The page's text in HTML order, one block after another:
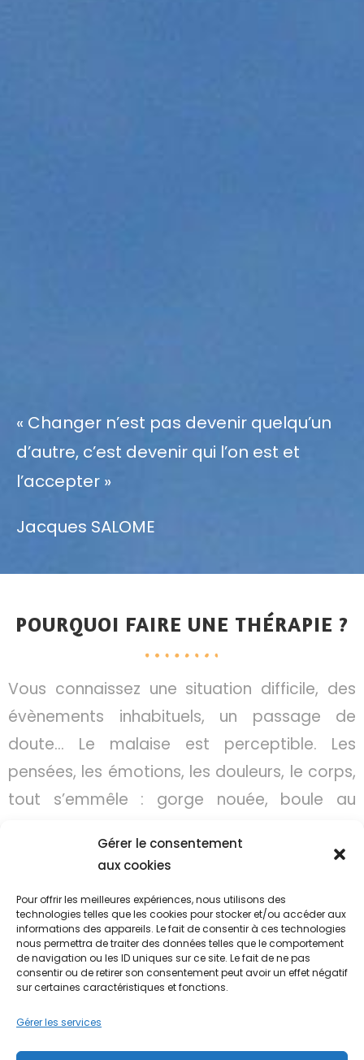
Gérer le consentement
aux cookies
Pour offrir les meilleures expériences, nous utilisons des
technologies telles que les cookies pour stocker et/ou accéder aux
informations des appareils. Le fait de consentir à ces technologies
nous permettra de traiter des données telles que le comportement
de navigation ou les ID uniques sur ce site. Le fait de ne pas
consentir ou de retirer son consentement peut avoir un effet négatif
sur certaines caractéristiques et fonctions.
Gérer les services
« Changer n’est pas devenir quelqu’un
d’autre, c’est devenir qui l’on est et
l’accepter »
Jacques SALOME
POURQUOI FAIRE UNE THÉRAPIE ?
Vous connaissez une situation difficile, des
évènements inhabituels, un passage de
doute… Le malaise est perceptible. Les
pensées, les émotions, les douleurs, le corps,
tout s’emmêle : gorge nouée, boule au
Ou encore, les mêmes situations qui se
rejouent, les mêmes rencontres, des cycles
en boucle …
S’autoriser à rencontrer un professionnel est
un élan fort vers le mieux-être. L’aide que
vous trouverez, le regard nouveau, l’écoute,